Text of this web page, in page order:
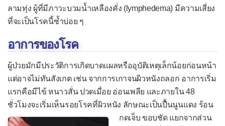
ไข้หวัดใหญ่
คออักเสบจากไวรัส
คางทูม
ชิคุนกุนยา
โปลิโอ
เยื่อบุตาอักเสบจากไวรัส
ลามทุ่ง ผู้ที่มีภาวะบวมน้ำเหลืองคั่ง (lymphedema) มีความเสี่ยง
ที่จะเป็นโรคนี้ซ้ำบ่อย ๆ
อาการของโรค
ผู้ป่วยมักมีประวัติการเกิดบาดแผลหรืออุบัติเหตุเล็กน้อยก่อนหน้า
แต่อาจไม่ทันสังเกต เช่น จากการเกาจนผิวหนังถลอก อาการเริ่ม
แรกคือมีไข้ หนาวสั่น ปวดเมื่อย อ่อนเพลีย และภายใน 48
ชั่วโมงจะเริ่มเห็นรอยโรคที่ผิวหนัง ลักษณะเป็นปื้นนูนแดง ร้อน
กดเจ็บ ขอบชัด แยกจากส่วน